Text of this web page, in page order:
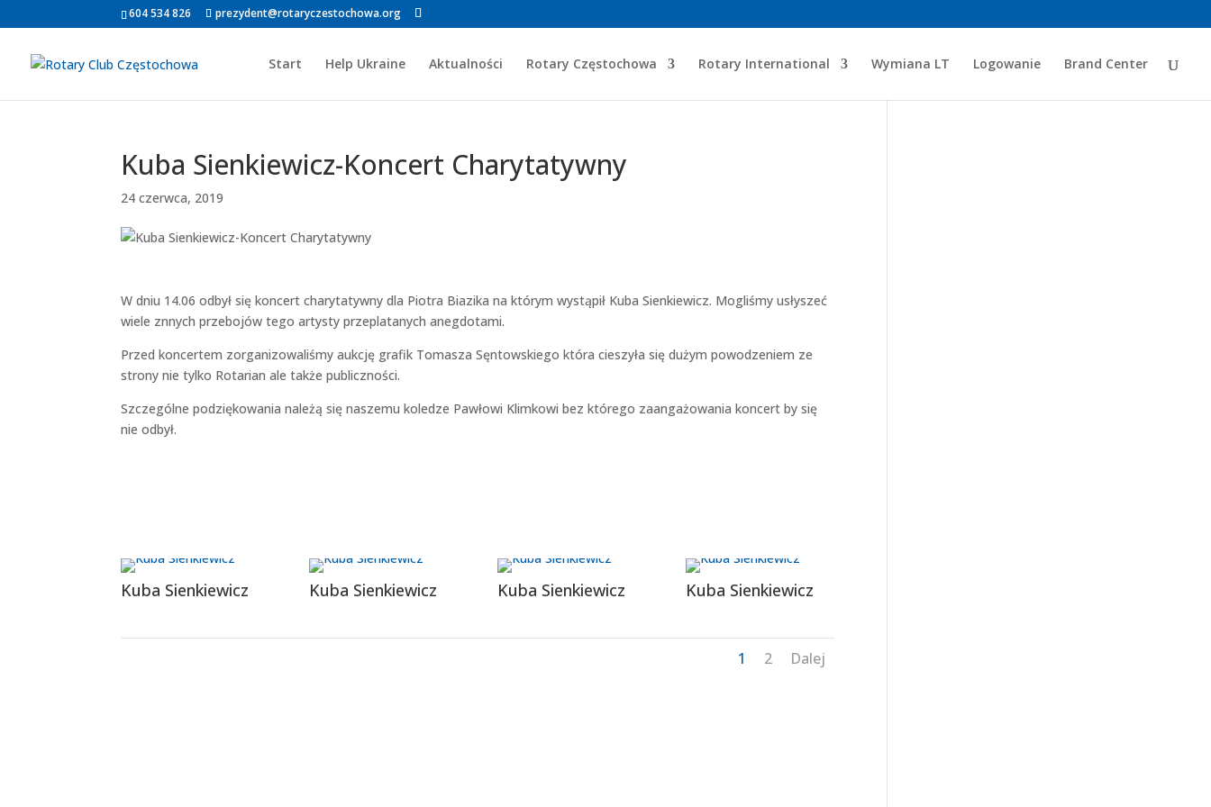
604 534 826 prezydent@rotaryczestochowa.org
Start Help Ukraine Aktualności Rotary Częstochowa Rotary International Wymiana LT Logowanie Brand Center
Kuba Sienkiewicz-Koncert Charytatywny
24 czerwca, 2019
W dniu 14.06 odbył się koncert charytatywny dla Piotra Biazika na którym wystąpił Kuba Sienkiewicz. Mogliśmy usłyszeć
wiele znnych przebojów tego artysty przeplatanych anegdotami.
Przed koncertem zorganizowaliśmy aukcję grafik Tomasza Sęntowskiego która cieszyła się dużym powodzeniem ze
strony nie tylko Rotarian ale także publiczności.
Szczególne podziękowania należą się naszemu koledze Pawłowi Klimkowi bez którego zaangażowania koncert by się
nie odbył.
Kuba Sienkiewicz Kuba Sienkiewicz Kuba Sienkiewicz Kuba Sienkiewicz
1 2 Dalej